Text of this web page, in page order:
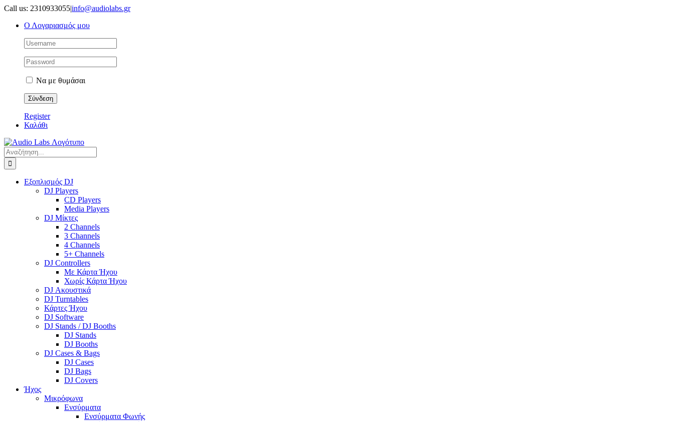
Μετάβαση
περιεχόμενο
Call us: 2310933055|info@audiolabs.gr
Ο Λογαριασμός μου
Να με θυμάσαι
Register
Καλάθι
Αναζήτηση
για:
Εξοπλισμός DJ
DJ Players
CD Players
Media Players
DJ Μίκτες
2 Channels
3 Channels
4 Channels
5+ Channels
DJ Controllers
Με Κάρτα Ήχου
Χωρίς Κάρτα Ήχου
DJ Ακουστικά
DJ Turntables
Κάρτες Ήχου
DJ Software
DJ Stands / DJ Booths
DJ Stands
DJ Booths
DJ Cases & Bags
DJ Cases
DJ Bags
DJ Covers
Ήχος
Μικρόφωνα
Ενσύρματα
Ενσύρματα Φωνής